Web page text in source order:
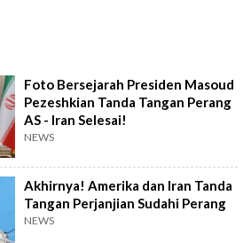
Foto Bersejarah Presiden Masoud
Pezeshkian Tanda Tangan Perang
AS - Iran Selesai!
NEWS
Akhirnya! Amerika dan Iran Tanda
Tangan Perjanjian Sudahi Perang
NEWS